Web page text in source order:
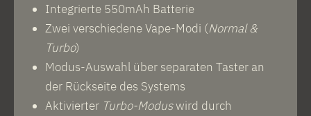
Integrierte 550mAh Batterie
Zwei verschiedene Vape-Modi (Normal &
Turbo)
Modus-Auswahl über separaten Taster an
der Rückseite des Systems
Aktivierter Turbo-Moduswird durch